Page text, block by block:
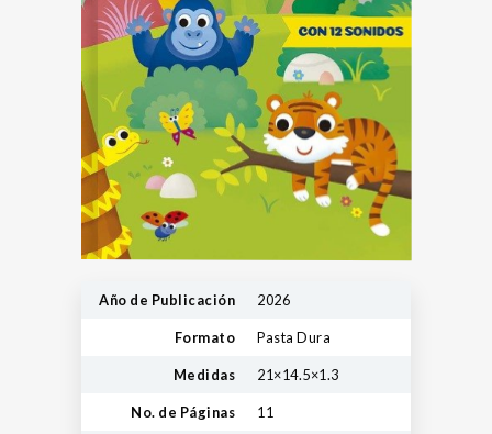
Año de Publicación 2026
Formato Pasta Dura
Medidas 21×14.5×1.3
No. de Páginas 11